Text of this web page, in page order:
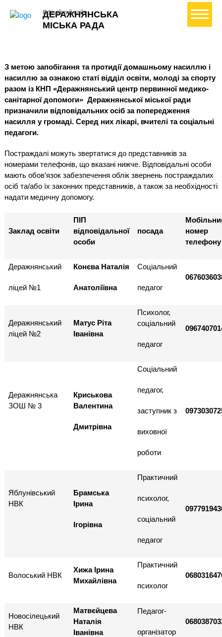
ДЕРАЖНЯНСЬКА
МІСЬКА РАДА
Офіційний сайт+ Створити петицію
З метою запобігання та протидії домашньому насиллю і
насиллю за ознакою статі відділ освіти, молоді за спорту
разом із КНП «Деражнянський центр первинної медико-
санітарної допомоги» Деражнянської міської ради
призначили відповідальних осіб за попередження
насилля у громаді. Серед них лікарі, вчителі та соціальні
педагоги.
Постраждалі можуть звертатися до представників за
номерами телефонів, що вказані нижче. Відповідальні особи
мають обов’язок забезпечення облік звернень постраждалих
осіб та/або їх законних представників, а також за необхідності
надати медичну допомогу.
Заклад освіти
ПІП
відповідальної
особи
посада
номер
телефону
Деражнянський
ліцей №1
Конєва Наталія
Анатоліївна
Соціальний
педагог
Деражнянський
ліцей №2
Матус Ріта
Іванівна
Психолог,
соціальний
педагог
Деражнянська
ЗОШ № 3
Криськова
Валентина
Дмитрівна
Соціальний
педагог,
заступник з
виховної
роботи
Яблунівський
НВК
Брамська
Ірина
Ігорівна
Практичний
психолог,
соціальний
педагог
Волоський НВК
Хижа Ірина
Михайлівна
Практичний
психолог
Новосілецький
НВК
Матвєйцева
Наталія
Іванівна
Педагог-
організатор